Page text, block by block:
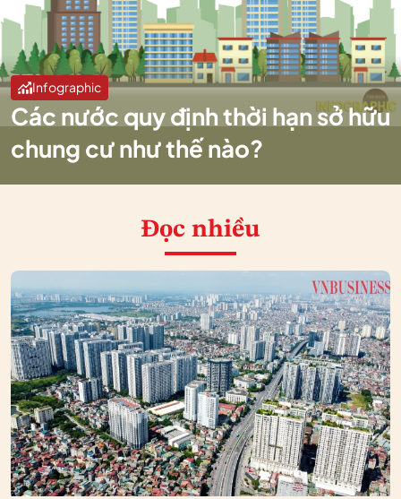
Infographic
Các nước quy định thời hạn sở hữu
chung cư như thế nào?
Đọc nhiều